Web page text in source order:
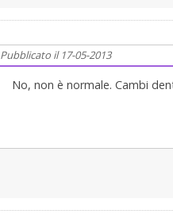
Pubblicato il 17-05-2013
No, non è normale. Cambi